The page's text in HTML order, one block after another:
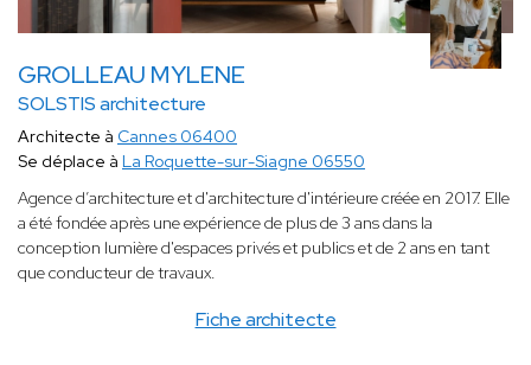
GROLLEAU MYLENE
SOLSTIS architecture
Fiche architecte
Architecte à Cannes 06400
Se déplace à La Roquette-sur-Siagne 06550
Agence d’architecture et d'architecture d'intérieure créée en 2017. Elle
a été fondée après une expérience de plus de 3 ans dans la
conception lumière d'espaces privés et publics et de 2 ans en tant
que conducteur de travaux.